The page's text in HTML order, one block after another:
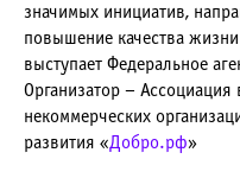
значимых инициатив,
повышение качества
выступает Федеральное
Организатор – Ассоциация
некоммерческих
развития «Добро.рф»